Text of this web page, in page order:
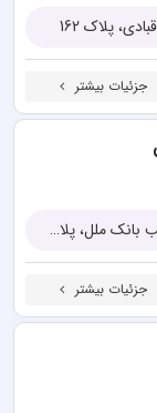
پلاک 162
جزئیات بیشتر
تهران، ستارخان، بین خیابان کوثر دوم و سوم، جنب بانک ملل، پلاک 76، طبقه او
جزئیات بیشتر